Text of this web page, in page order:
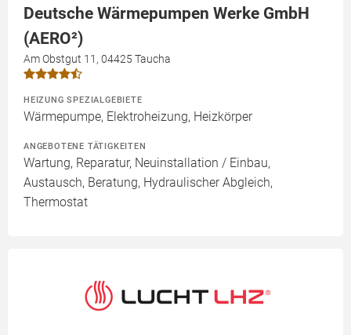
Deutsche Wärmepumpen Werke GmbH
(AERO²)
Am Obstgut 11, 04425 Taucha
HEIZUNG SPEZIALGEBIETE
Wärmepumpe, Elektroheizung, Heizkörper
ANGEBOTENE TÄTIGKEITEN
Wartung, Reparatur, Neuinstallation / Einbau,
Austausch, Beratung, Hydraulischer Abgleich,
Thermostat